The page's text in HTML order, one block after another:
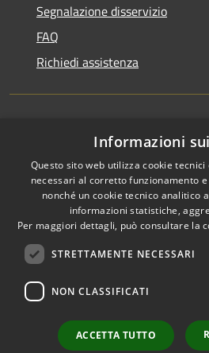
Segnalazione disservizio
FAQ
Richiedi assistenza
Amministrazione trasparente
Informativa privacy
Note legali
Dichiarazione di accessibilità
RSS
Informazioni
Questo sito web utilizza cookie
necessari al corretto funzionamento
nonché un cookie tecnico analitico
informazioni statistiche,
Per maggiori dettagli, può consultare la
STRETTAMENTE NECESSARI
NON CLASSIFICATI
ACCETTA TUTTO